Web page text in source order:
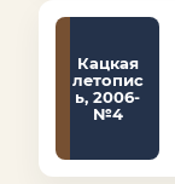
Кацкая
летопис
ь, 2006-
№4